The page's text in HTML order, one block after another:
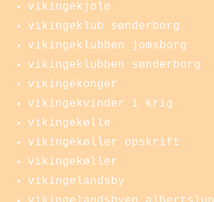
vikingekjole
vikingeklub sønderborg
vikingeklubben jomsborg
vikingeklubben sønderborg
vikingekonger
vikingekvinder i krig
vikingekølle
vikingekøller opskrift
vikingekøller
vikingelandsby